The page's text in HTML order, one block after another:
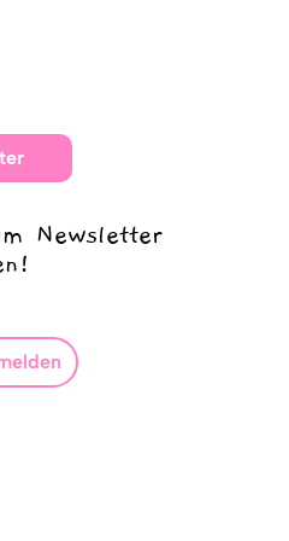
Newsletter